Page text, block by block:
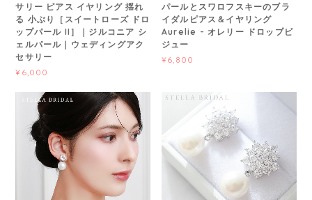
サリー ピアス イヤリング 揺れ
る 小ぶり［スイートローズ ドロ
ップパール II］｜ジルコニア シ
ェルパール｜ウェディングアク
セサリー
¥6,000
パールとスワロフスキーのブラ
イダルピアス＆イヤリング
Aurelie - オレリー ドロップビ
ジュー
¥6,800